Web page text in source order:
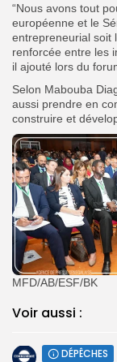
“Nous avons tout
européenne et le
entrepreneurial soit
renforcée entre les
il ajouté lors du
Selon Mabouba
aussi prendre en
construire et
MFD/AB/ESF/BK
Voir aussi :
DÉPÊCHES